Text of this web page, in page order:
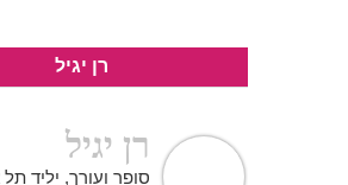
רן יגיל
רן יגיל
סופר ועורך, יליד